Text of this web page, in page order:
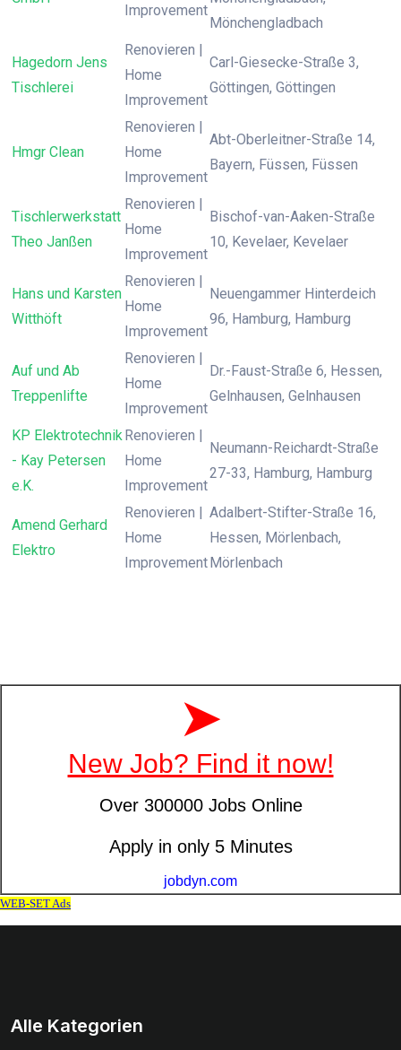
Improvement
Mönchengladbach
Hagedorn Jens
Tischlerei
Renovieren |
Home
Improvement
Carl-Giesecke-Straße 3,
Göttingen, Göttingen
Hmgr Clean
Renovieren |
Home
Improvement
Abt-Oberleitner-Straße 14,
Bayern, Füssen, Füssen
Tischlerwerkstatt
Theo Janßen
Renovieren |
Home
Improvement
Bischof-van-Aaken-Straße
10, Kevelaer, Kevelaer
Hans und Karsten
Witthöft
Renovieren |
Home
Improvement
Neuengammer Hinterdeich
96, Hamburg, Hamburg
Auf und Ab
Treppenlifte
Renovieren |
Home
Improvement
Dr.-Faust-Straße 6, Hessen,
Gelnhausen, Gelnhausen
KP Elektrotechnik
- Kay Petersen
e.K.
Renovieren |
Home
Improvement
Neumann-Reichardt-Straße
27-33, Hamburg, Hamburg
Amend Gerhard
Elektro
Renovieren |
Home
Improvement
Adalbert-Stifter-Straße 16,
Hessen, Mörlenbach,
Mörlenbach
Alle Kategorien